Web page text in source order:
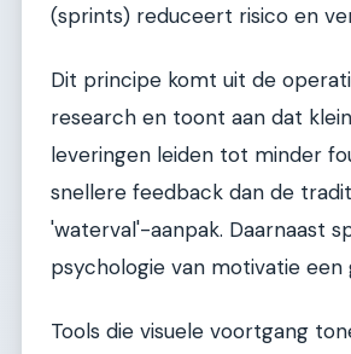
(sprints) reduceert risico en
Dit principe komt uit de
research en toont aan dat
leveringen leiden tot minder
snellere feedback dan de
'waterval'-aanpak. Daarnaast
psychologie van motivatie een
Tools die visuele voortgang